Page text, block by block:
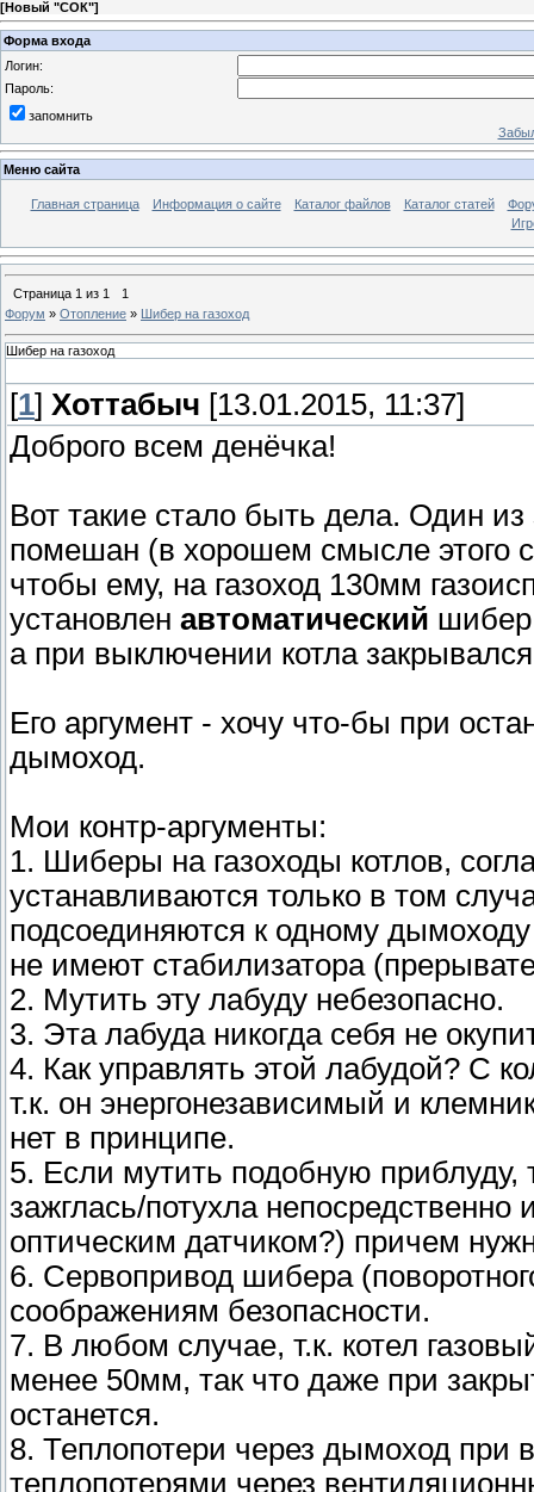
[Новый "СОК"]
Форма входа
Логин:
Пароль:
запомнить
Меню сайта
Главная страница Информация о сайте Каталог файлов Каталог статей
Страница 1 из 1
1
Форум » Отопление » Шибер на газоход
Шибер на газоход
[1] Хоттабыч [13.01.2015, 11:37]
Доброго всем денёчка!
Вот такие стало быть дела. Один
помешан (в хорошем смысле этого
чтобы ему, на газоход 130мм
установлен автоматический шибер
а при выключении котла
Его аргумент - хочу что-бы при
дымоход.
Мои контр-аргументы:
1. Шиберы на газоходы котлов,
устанавливаются только в том
подсоединяются к одному
не имеют стабилизатора
2. Мутить эту лабуду небезопасно.
3. Эта лабуда никогда себя не
4. Как управлять этой лабудой? С
т.к. он энергонезависимый и
нет в принципе.
5. Если мутить подобную приблуду,
зажглась/потухла
оптическим датчиком?) причем
6. Сервопривод шибера
соображениям безопасности.
7. В любом случае, т.к. котел
менее 50мм, так что даже при
останется.
8. Теплопотери через дымоход при
теплопотерями через